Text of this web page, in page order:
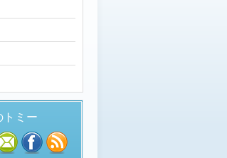
トミー
mail facebook